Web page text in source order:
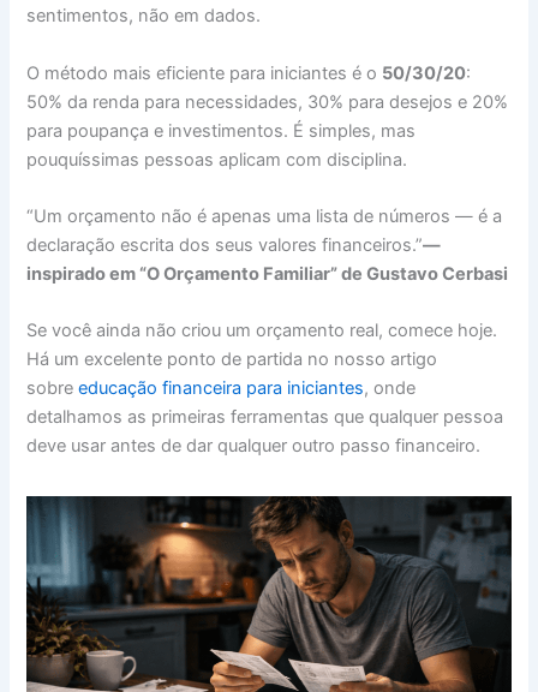
sentimentos, não em dados.
O método mais eficiente para iniciantes é o 50/30/20:
50% da renda para necessidades, 30% para desejos e 20%
para poupança e investimentos. É simples, mas
pouquíssimas pessoas aplicam com disciplina.
“Um orçamento não é apenas uma lista de números — é a
declaração escrita dos seus valores financeiros.”—
inspirado em “O Orçamento Familiar” de Gustavo Cerbasi
Se você ainda não criou um orçamento real, comece hoje.
Há um excelente ponto de partida no nosso artigo
sobreeducação financeira para iniciantes, onde
detalhamos as primeiras ferramentas que qualquer pessoa
deve usar antes de dar qualquer outro passo financeiro.